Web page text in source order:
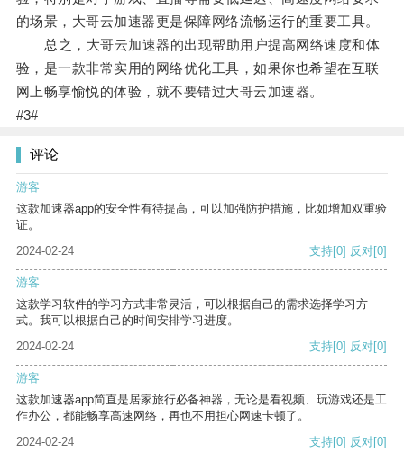
的场景，大哥云加速器更是保障网络流畅运行的重要工具。
总之，大哥云加速器的出现帮助用户提高网络速度和体
验，是一款非常实用的网络优化工具，如果你也希望在互联
网上畅享愉悦的体验，就不要错过大哥云加速器。
#3#
评论
游客
这款加速器app的安全性有待提高，可以加强防护措施，比如增加双重验
证。
2024-02-24
支持[0] 反对[0]
游客
这款学习软件的学习方式非常灵活，可以根据自己的需求选择学习方
式。我可以根据自己的时间安排学习进度。
2024-02-24
支持[0] 反对[0]
游客
这款加速器app简直是居家旅行必备神器，无论是看视频、玩游戏还是工
作办公，都能畅享高速网络，再也不用担心网速卡顿了。
2024-02-24
支持[0] 反对[0]